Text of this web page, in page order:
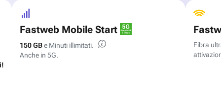
Fastweb Mobile Start
150 GBe Minuti illimitati.
Anche in 5G.
Fibra